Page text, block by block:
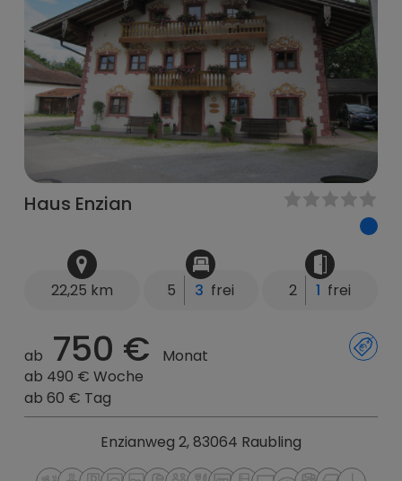
Haus Enzian
22,25 km 5 3 frei 2 1 frei
ab 750 €
Monat
ab 490 € Woche
ab 60 € Tag
Enzianweg 2, 83064 Raubling